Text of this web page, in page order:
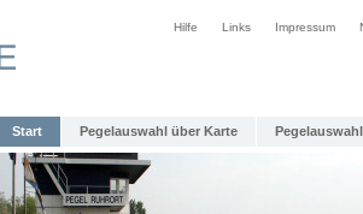
Hilfe Links Impressum
Start Pegelauswahl über Karte